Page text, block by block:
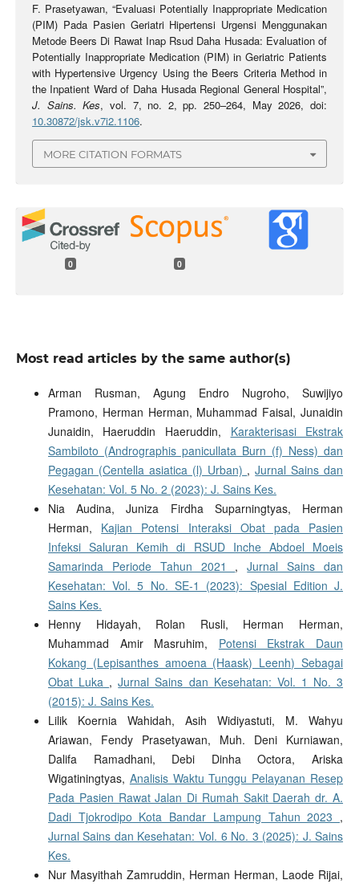
F. Prasetyawan, “Evaluasi Potentially Inappropriate Medication
(PIM) Pada Pasien Geriatri Hipertensi Urgensi Menggunakan
Metode Beers Di Rawat Inap Rsud Daha Husada: Evaluation of
Potentially Inappropriate Medication (PIM) in Geriatric Patients
with Hypertensive Urgency Using the Beers Criteria Method in
the Inpatient Ward of Daha Husada Regional General Hospital”,
J. Sains. Kes, vol. 7, no. 2, pp. 250–264, May 2026, doi:
10.30872/jsk.v7i2.1106.
MORE CITATION FORMATS
0 0
Most read articles by the same author(s)
Arman Rusman, Agung Endro Nugroho, Suwijiyo
Pramono, Herman Herman, Muhammad Faisal, Junaidin
Junaidin, Haeruddin Haeruddin, Karakterisasi Ekstrak
Sambiloto (Andrographis panicullata Burn (f) Ness) dan
Pegagan (Centella asiatica (l) Urban) ,Jurnal Sains dan
Kesehatan: Vol. 5 No. 2 (2023): J. Sains Kes.
Nia Audina, Juniza Firdha Suparningtyas, Herman
Herman, Kajian Potensi Interaksi Obat pada Pasien
Infeksi Saluran Kemih di RSUD Inche Abdoel Moeis
Samarinda Periode Tahun 2021 ,Jurnal Sains dan
Kesehatan: Vol. 5 No. SE-1 (2023): Spesial Edition J.
Sains Kes.
Henny Hidayah, Rolan Rusli, Herman Herman,
Muhammad Amir Masruhim, Potensi Ekstrak Daun
Kokang (Lepisanthes amoena (Haask) Leenh) Sebagai
Obat Luka ,Jurnal Sains dan Kesehatan: Vol. 1 No. 3
(2015): J. Sains Kes.
Lilik Koernia Wahidah, Asih Widiyastuti, M. Wahyu
Ariawan, Fendy Prasetyawan, Muh. Deni Kurniawan,
Dalifa Ramadhani, Debi Dinha Octora, Ariska
Wigatiningtyas, Analisis Waktu Tunggu Pelayanan Resep
Pada Pasien Rawat Jalan Di Rumah Sakit Daerah dr. A.
Dadi Tjokrodipo Kota Bandar Lampung Tahun 2023 ,
Jurnal Sains dan Kesehatan: Vol. 6 No. 3 (2025): J. Sains
Kes.
Nur Masyithah Zamruddin, Herman Herman, Laode Rijai,